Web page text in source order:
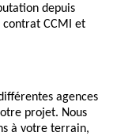
depuis
contrat CCMI et
agences
projet. Nous
à votre terrain,